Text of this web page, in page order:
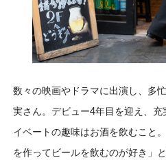
数々の映画やドラマに出演し、多
実さん。デビュー4年目を迎え、
イベートの趣味はお酒を飲むこと
を作ってビールを飲むのが好き」